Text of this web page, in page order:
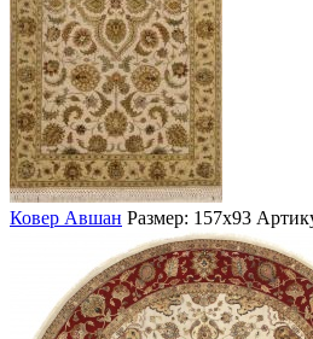
Ковер Авшан Размер: 157х93